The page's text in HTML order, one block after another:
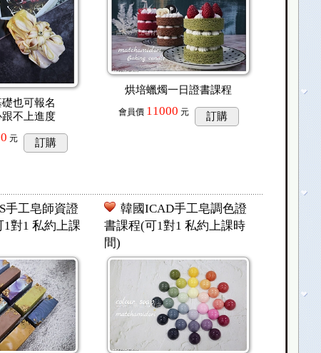
也可報名
不上進度
元 訂購
烘培蠟燭一日證書課程
會員價 11000 元 訂購
手工皂師資證
對1 私約上課
韓國ICAD手工皂調色證
書課程(可1對1 私約上課時
間)